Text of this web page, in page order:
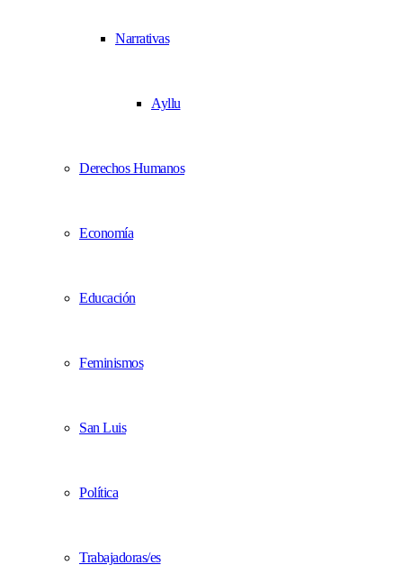
Narrativas
Ayllu
Derechos Humanos
Economía
Educación
Feminismos
San Luis
Política
Trabajadoras/es